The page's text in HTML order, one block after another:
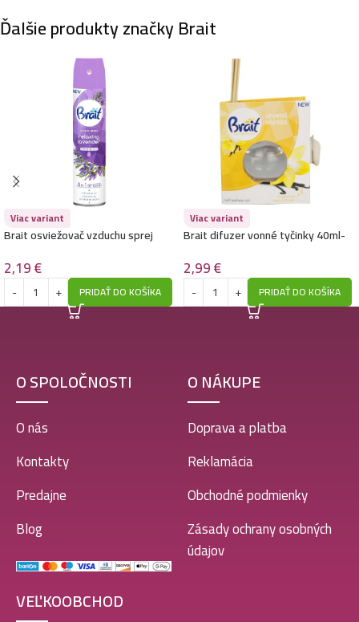
Ďalšie produkty značky Brait
Viac variant
Brait osviežovač vzduchu sprej
2,19€
PRIDAŤ DO KOŠÍKA
Viac variant
Brait difuzer vonné tyčinky 40ml-
2,99€
PRIDAŤ DO KOŠÍKA
O SPOLOČNOSTI
O nás
Kontakty
Predajne
Blog
O NÁKUPE
Doprava a platba
Reklamácia
Obchodné podmienky
Zásady ochrany osobných
údajov
VEĽKOOBCHOD